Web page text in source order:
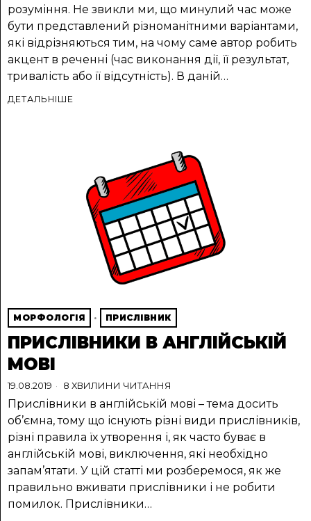
розуміння. Не звикли ми, що минулий час може
бути представлений різноманітними варіантами,
які відрізняються тим, на чому саме автор робить
акцент в реченні (час виконання дії, її результат,
тривалість або її відсутність). В даній…
ДЕТАЛЬНІШЕ
МОРФОЛОГІЯ · ПРИСЛІВНИК
ПРИСЛІВНИКИ В АНГЛІЙСЬКІЙ
МОВІ
19.08.2019 8 ХВИЛИНИ ЧИТАННЯ
Прислівники в англійській мові – тема досить
об’ємна, тому що існують різні види прислівників,
різні правила їх утворення і, як часто буває в
англійській мові, виключення, які необхідно
запам’ятати. У цій статті ми розберемося, як же
правильно вживати прислівники і не робити
помилок. Прислівники…